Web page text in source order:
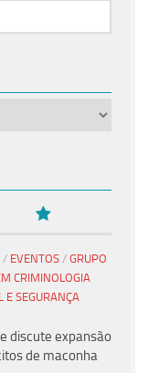
/ EVENTOS / GRUPO
CRIMINOLOGIA
E SEGURANÇA
discute expansão
de maconha